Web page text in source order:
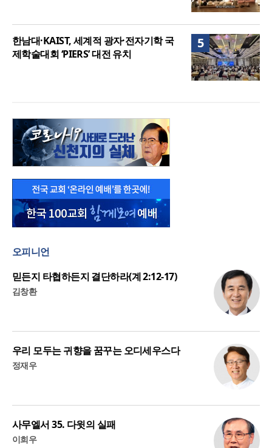
5
한남대·KAIST, 세계적 광자·전자기학 국
제학술대회 ‘PIERS’ 대전 유치
오피니언
믿든지 타협하든지 결단하라(계 2:12-17)
김창환
우리 모두는 귀향을 꿈꾸는 오디세우스다
정재우
사무엘서 35. 다윗의 실패
이희우